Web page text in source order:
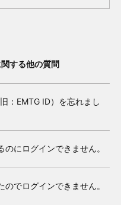
する他の質問
：EMTG ID）を忘れまし
にログインできません。
のでログインできません。